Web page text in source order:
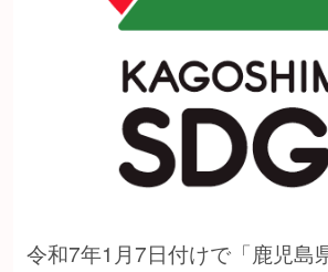
令和7年1月7日付けで「鹿児島